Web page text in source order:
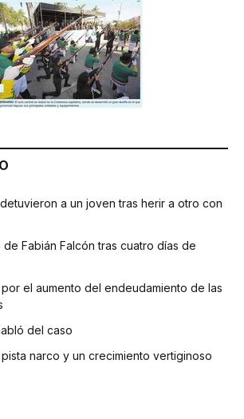
a un joven tras herir a otro con
Fabián Falcón tras cuatro días de
el aumento del endeudamiento de las
del caso
narco y un crecimiento vertiginoso